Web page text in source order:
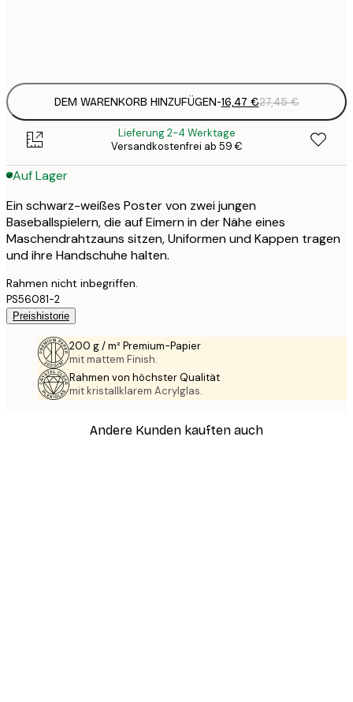
DEM WARENKORB HINZUFÜGEN-16,47 €27,45 €
Lieferung 2-4 Werktage
Versandkostenfrei ab 59 €
Auf Lager
Ein schwarz-weißes Poster von zwei jungen
Baseballspielern, die auf Eimern in der Nähe eines
Maschendrahtzauns sitzen, Uniformen und Kappen tragen
und ihre Handschuhe halten.
Rahmen nicht inbegriffen.
PS56081-2
Preishistorie
200 g / m² Premium-Papier
mit mattem Finish.
Rahmen von höchster Qualität
mit kristallklarem Acrylglas.
Andere Kunden kauften auch